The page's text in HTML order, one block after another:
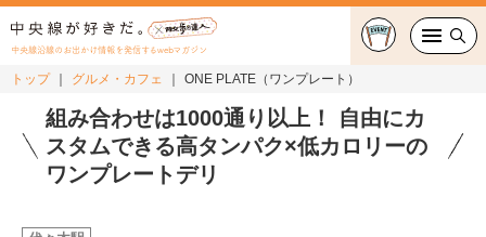
中央線沿線のお出かけ情報を発信するwebマガジン
グルメ・カフェ
スイーツ・テイクアウト
トップ グルメ・カフェ ONE PLATE（ワンプレート）
組み合わせは1000通り以上！ 自由にカ
スタムできる高タンパク×低カロリーの
ワンプレートデリ